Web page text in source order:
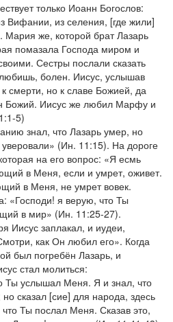
только Иоанн Богослов:
Вифании, из селения, [где жили]
же, которой брат Лазарь
помазала Господа миром и
Сестры послали сказать
болен. Иисус, услышав
смерти, но к славе Божией, да
Божий. Иисус же любил Марфу и
5)
знал, что Лазарь умер, но
(Ин. 11:15). На дороге
на его вопрос: «Я есмь
в Меня, если и умрет, оживет.
в Меня, не умрет вовек.
«Господи! я верую, что Ты
в мир» (Ин. 11:25-27).
Иисус заплакал, и иудеи,
как Он любил его». Когда
был погребён Лазарь, и
стал молиться:
Ты услышал Меня. Я и знал, что
сказал [сие] для народа, здесь
Ты послал Меня. Сказав это,